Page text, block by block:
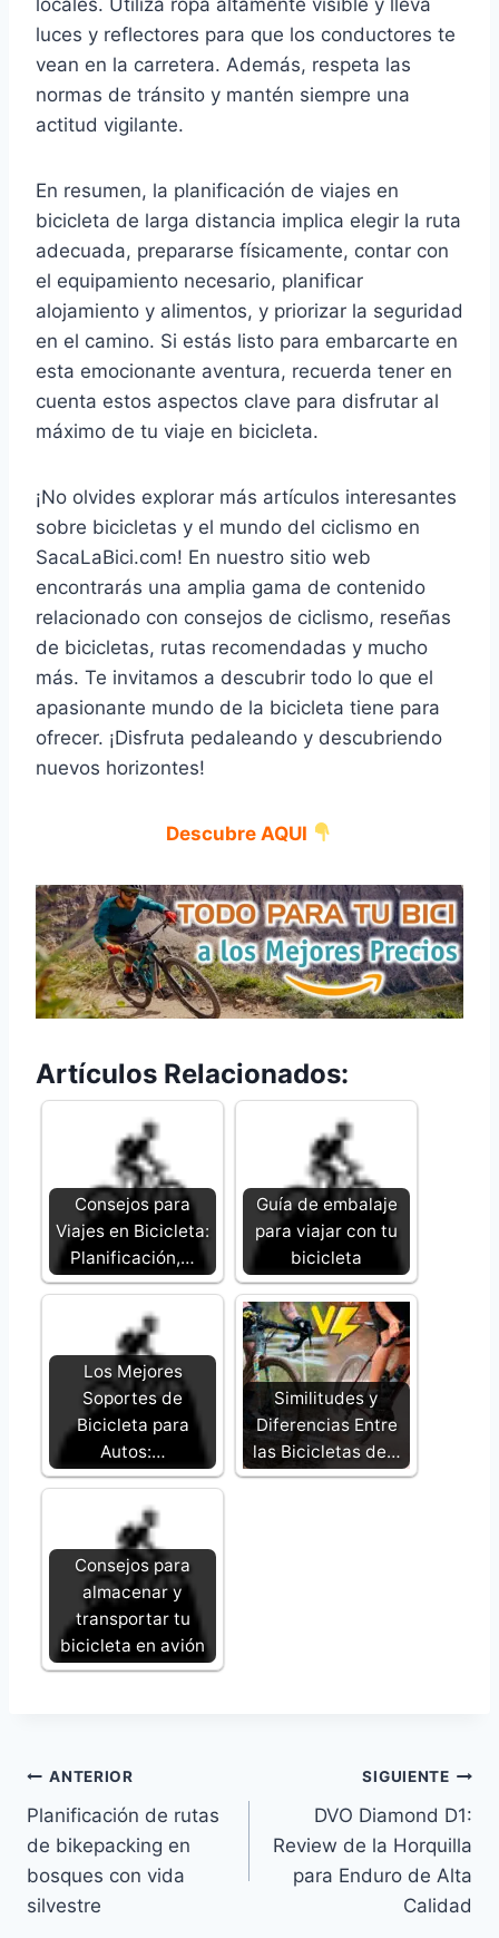
luces y reflectores para que los conductores te
vean en la carretera. Además, respeta las
normas de tránsito y mantén siempre una
actitud vigilante.
En resumen, la planificación de viajes en
bicicleta de larga distancia implica elegir la ruta
adecuada, prepararse físicamente, contar con
el equipamiento necesario, planificar
alojamiento y alimentos, y priorizar la seguridad
en el camino. Si estás listo para embarcarte en
esta emocionante aventura, recuerda tener en
cuenta estos aspectos clave para disfrutar al
máximo de tu viaje en bicicleta.
¡No olvides explorar más artículos interesantes
sobre bicicletas y el mundo del ciclismo en
SacaLaBici.com! En nuestro sitio web
encontrarás una amplia gama de contenido
relacionado con consejos de ciclismo, reseñas
de bicicletas, rutas recomendadas y mucho
más. Te invitamos a descubrir todo lo que el
apasionante mundo de la bicicleta tiene para
ofrecer. ¡Disfruta pedaleando y descubriendo
nuevos horizontes!
Descubre AQUI
Artículos Relacionados:
Consejos para
Viajes en Bicicleta:
Planificación,…
Guía de embalaje
para viajar con tu
bicicleta
Los Mejores
Soportes de
Bicicleta para
Autos:…
Similitudes y
Diferencias Entre
las Bicicletas de…
Consejos para
almacenar y
transportar tu
bicicleta en avión
Navegación
de
entradas
ANTERIOR
Planificación de rutas
de bikepacking en
bosques con vida
silvestre
SIGUIENTE
DVO Diamond D1:
Review de la Horquilla
para Enduro de Alta
Calidad